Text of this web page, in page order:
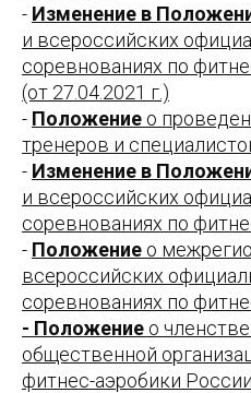
- Изменение в
и всероссийских
соревнованиях по
(от 27.04.2021 г.)
- Положение о
тренеров и
- Изменение в
и всероссийских
соревнованиях по
- Положение о
всероссийских
соревнованиях по
- Положение о
общественной
фитнес-аэробики